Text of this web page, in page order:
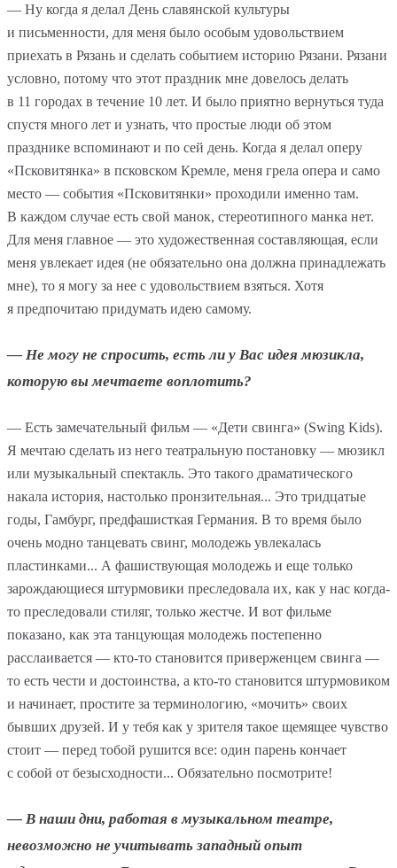
— Ну когда я делал День славянской культуры
и письменности, для меня было особым удовольствием
приехать в Рязань и сделать событием историю Рязани. Рязани
условно, потому что этот праздник мне довелось делать
в 11 городах в течение 10 лет. И было приятно вернуться туда
спустя много лет и узнать, что простые люди об этом
празднике вспоминают и по сей день. Когда я делал оперу
«Псковитянка» в псковском Кремле, меня грела опера и само
место — события «Псковитянки» проходили именно там.
В каждом случае есть свой манок, стереотипного манка нет.
Для меня главное — это художественная составляющая, если
меня увлекает идея (не обязательно она должна принадлежать
мне), то я могу за нее с удовольствием взяться. Хотя
я предпочитаю придумать идею самому.
— Не могу не спросить, есть ли у Вас идея мюзикла,
которую вы мечтаете воплотить?
— Есть замечательный фильм — «Дети свинга» (Swing Kids).
Я мечтаю сделать из него театральную постановку — мюзикл
или музыкальный спектакль. Это такого драматического
накала история, настолько пронзительная... Это тридцатые
годы, Гамбург, предфашисткая Германия. В то время было
очень модно танцевать свинг, молодежь увлекалась
пластинками... А фашиствующая молодежь и еще только
зарождающиеся штурмовики преследовала их, как у нас когда-
то преследовали стиляг, только жестче. И вот фильме
показано, как эта танцующая молодежь постепенно
расслаивается — кто-то становится приверженцем свинга —
то есть чести и достоинства, а кто-то становится штурмовиком
и начинает, простите за терминологию, «мочить» своих
бывших друзей. И у тебя как у зрителя такое щемящее чувство
стоит — перед тобой рушится все: один парень кончает
с собой от безысходности... Обязательно посмотрите!
— В наши дни, работая в музыкальном театре,
невозможно не учитывать западный опыт